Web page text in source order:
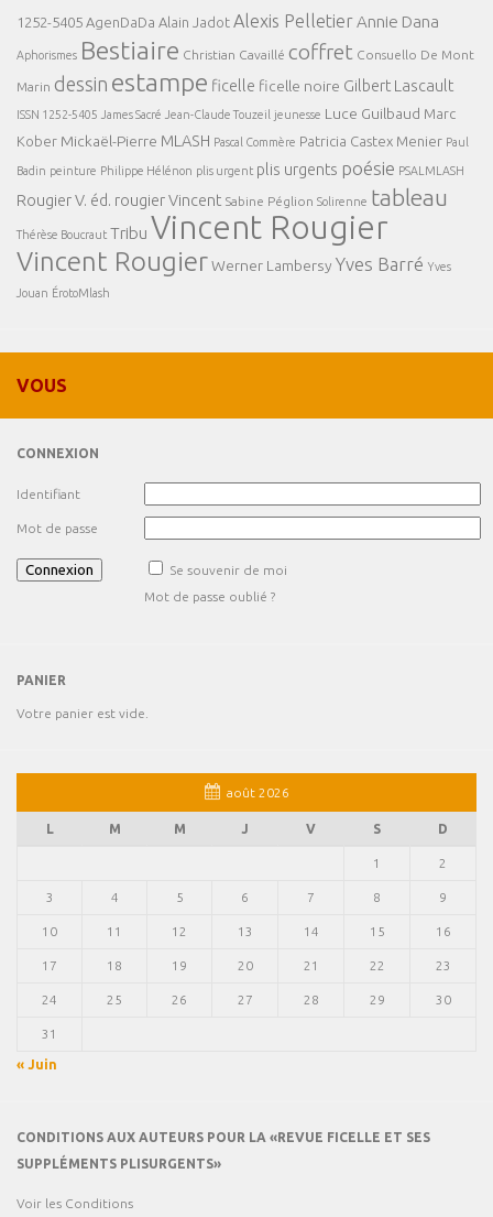
1252-5405 AgenDaDa Alain Jadot Alexis PelletierAnnie Dana
Aphorismes Bestiaire Christian Cavaillé coffret Consuello De Mont
Marin dessin estampe ficelle ficelle noire Gilbert Lascault
ISSN 1252-5405 James Sacré Jean-Claude Touzeil jeunesse Luce Guilbaud Marc
Kober Mickaël-Pierre MLASH Pascal Commère Patricia Castex Menier Paul
Badin peinture Philippe Hélénon plis urgent plis urgents poésie PSALMLASH
Rougier V. éd. rougier Vincent Sabine Péglion Solirenne tableau
Thérèse Boucraut Tribu Vincent Rougier
Vincent RougierWerner Lambersy Yves Barré Yves
Jouan ÉrotoMlash
VOUS
CONNEXION
Identifiant
Mot de passe
Se souvenir de moi
Mot de passe oublié ?
PANIER
Votre panier est vide.
août 2026
L M M J V S D
1 2
3 4 5 6 7 8 9
10 11 12 13 14 15 16
17 18 19 20 21 22 23
24 25 26 27 28 29 30
31
« Juin
CONDITIONS AUX AUTEURS POUR LA «REVUE FICELLE ET SES
SUPPLÉMENTS PLISURGENTS»
Voir les Conditions